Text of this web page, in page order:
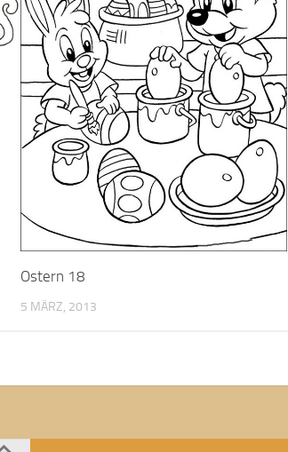
Ostern 18
5 MÄRZ, 2013